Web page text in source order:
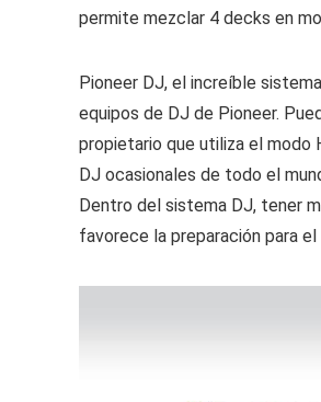
permite mezclar 4 decks en
Pioneer DJ, el increíble
equipos de DJ de Pioneer.
propietario que utiliza el modo
DJ ocasionales de todo el
Dentro del sistema DJ, tener
favorece la preparación para